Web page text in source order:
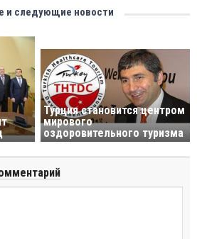
и следующие новости
Турция становится центром
мирового
оздоровительного туризма